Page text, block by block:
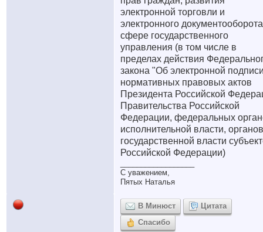
электронной торговли и
электронного
сфере государственного
управления (в том числе в
пределах действия
закона "Об электронной
нормативных правовых актов
Президента Российской
Правительства Российской
Федерации, федеральных
исполнительной власти, органов
государственной власти
Российской Федерации)
С уважением,
Пятых Наталья
В Минюст
Цитата
Спасибо